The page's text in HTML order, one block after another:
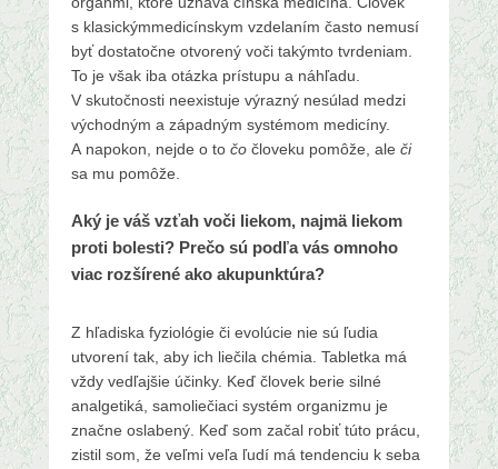
s klasickýmmedicínskym vzdelaním často nemusí
byť dostatočne otvorený voči takýmto tvrdeniam.
To je však iba otázka prístupu a náhľadu.
V skutočnosti neexistuje výrazný nesúlad medzi
východným a západným systémom medicíny.
A napokon, nejde o to čo človeku pomôže, ale či
sa mu pomôže.
Aký je váš vzťah voči liekom, najmä liekom
proti bolesti? Prečo sú podľa vás omnoho
viac rozšírené ako akupunktúra?
Z hľadiska fyziológie či evolúcie nie sú ľudia
utvorení tak, aby ich liečila chémia. Tabletka má
vždy vedľajšie účinky. Keď človek berie silné
analgetiká, samoliečiaci systém organizmu je
značne oslabený. Keď som začal robiť túto prácu,
zistil som, že veľmi veľa ľudí má tendenciu k seba